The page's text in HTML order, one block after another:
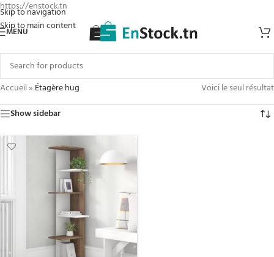
https://enstock.tn
Skip to navigation
Skip to main content
MENU
Accueil» Étagère hug
Voici le seul résultat
Show sidebar